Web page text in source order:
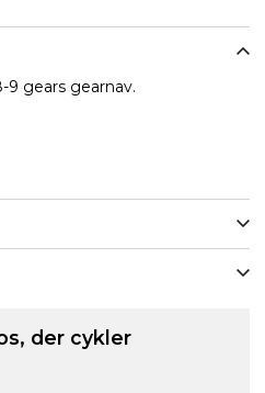
9 gears gearnav.
der cykler